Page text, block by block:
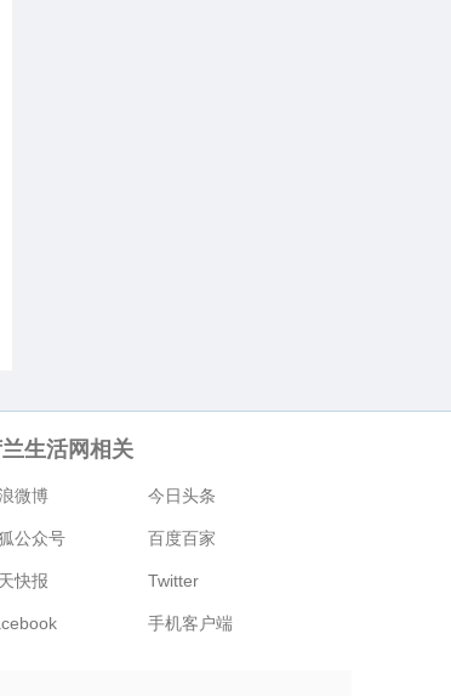
生活网相关
微博 今日头条
公众号 百度百家
快报 Twitter
手机客户端